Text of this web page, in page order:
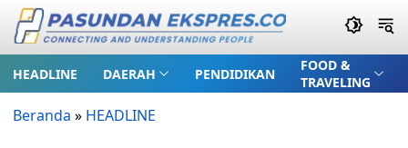
HEADLINE DAERAH PENDIDIKAN
FOOD &
TRAVELING
Beranda » HEADLINE